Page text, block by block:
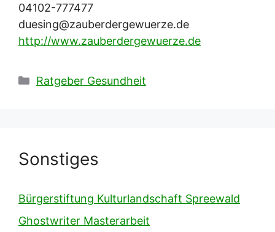
04102-777477
duesing@zauberdergewuerze.de
http://www.zauberdergewuerze.de
Kategorien
Ratgeber Gesundheit
Sonstiges
Bürgerstiftung Kulturlandschaft Spreewald
Ghostwriter Masterarbeit